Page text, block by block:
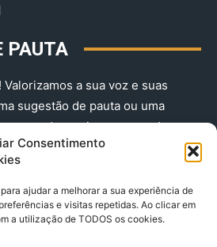
Consentimento
ajudar a melhorar a sua experiência de
e visitas repetidas. Ao clicar em
a utilização de TODOS os cookies.
PAUTA
a sua voz e suas
sugestão de pauta ou uma
contada, envie-nos agora!